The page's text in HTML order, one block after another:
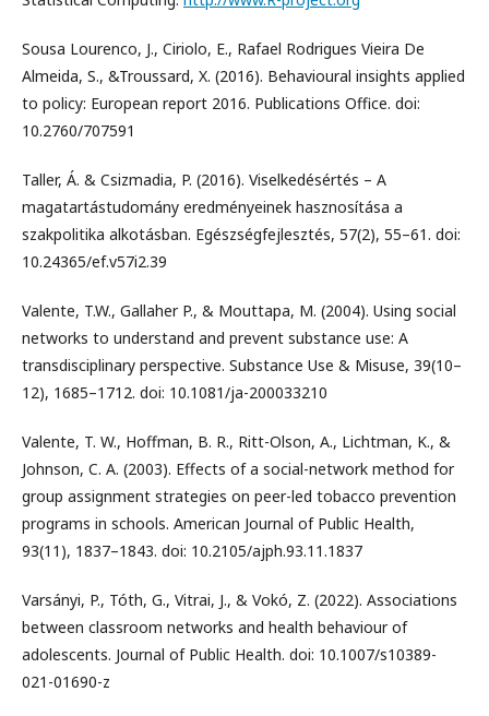
Sousa Lourenco, J., Ciriolo, E., Rafael Rodrigues Vieira De
Almeida, S., &Troussard, X. (2016). Behavioural insights applied
to policy: European report 2016. Publications Office. doi:
10.2760/707591
Taller, Á. & Csizmadia, P. (2016). Viselkedésértés – A
magatartástudomány eredményeinek hasznosítása a
szakpolitika alkotásban. Egészségfejlesztés, 57(2), 55–61. doi:
10.24365/ef.v57i2.39
Valente, T.W., Gallaher P., & Mouttapa, M. (2004). Using social
networks to understand and prevent substance use: A
transdisciplinary perspective. Substance Use & Misuse, 39(10–
12), 1685–1712. doi: 10.1081/ja-200033210
Valente, T. W., Hoffman, B. R., Ritt-Olson, A., Lichtman, K., &
Johnson, C. A. (2003). Effects of a social-network method for
group assignment strategies on peer-led tobacco prevention
programs in schools. American Journal of Public Health,
93(11), 1837–1843. doi: 10.2105/ajph.93.11.1837
Varsányi, P., Tóth, G., Vitrai, J., & Vokó, Z. (2022). Associations
between classroom networks and health behaviour of
adolescents. Journal of Public Health. doi: 10.1007/s10389-
021-01690-z